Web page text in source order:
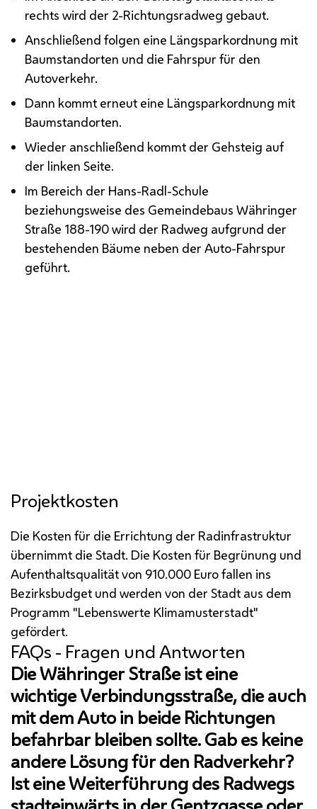
rechts wird der 2-Richtungsradweg gebaut.
Anschließend folgen eine Längsparkordnung mit
Baumstandorten und die Fahrspur für den
Autoverkehr.
Dann kommt erneut eine Längsparkordnung mit
Baumstandorten.
Wieder anschließend kommt der Gehsteig auf
der linken Seite.
Im Bereich der Hans-Radl-Schule
beziehungsweise des Gemeindebaus Währinger
Straße 188-190 wird der Radweg aufgrund der
bestehenden Bäume neben der Auto-Fahrspur
geführt.
Projektkosten
Die Kosten für die Errichtung der Radinfrastruktur
übernimmt die Stadt. Die Kosten für Begrünung und
Aufenthaltsqualität von 910.000 Euro fallen ins
Bezirksbudget und werden von der Stadt aus dem
Programm "Lebenswerte Klimamusterstadt"
gefördert.
FAQs - Fragen und Antworten